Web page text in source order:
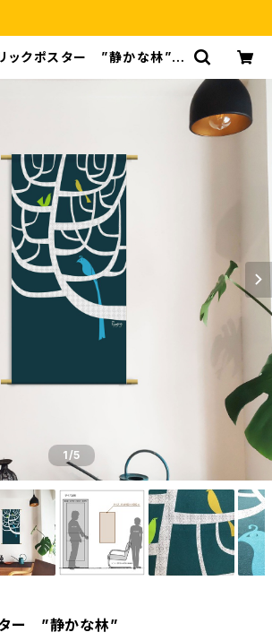
ックポスター ”静かな林” |
1/5
ター ”静かな林”